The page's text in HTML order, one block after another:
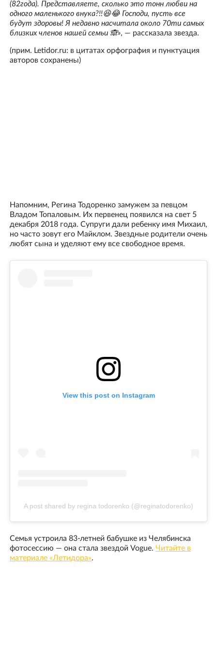
(82года). Представляете, сколько это тонн любви на
одного маленького внука?!!😆😂 Господи, пусть все
будут здоровы! Я недавно насчитала около 70ти самых
близких членов нашей семьи 🙈», — рассказала звезда.
(прим. Letidor.ru: в цитатах орфография и пунктуация
авторов сохранены)
Напомним, Регина Тодоренко замужем за певцом
Владом Топаловым. Их первенец появился на свет 5
декабря 2018 года. Супруги дали ребенку имя Михаил,
но часто зовут его Майклом. Звездные родители очень
любят сына и уделяют ему все свободное время.
View this post on Instagram
A post shared by regina todorenko (@reginatodorenko)
Семья устроила 83-летней бабушке из Челябинска
фотосессию — она стала звездой Vogue. Читайте в
материале «Летидора».